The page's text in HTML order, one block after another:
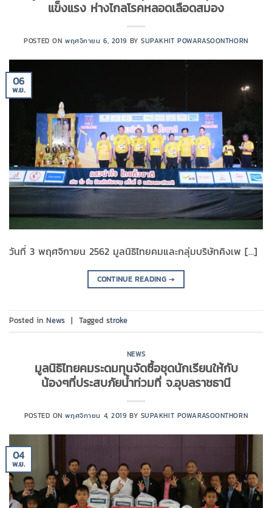
แข็งแรง ห่างไกลโรคหลอดเลือดสมอง
POSTED ON พฤศจิกายน 6, 2019 BYSUPAKHIT POWARASOONTHORN
06
พ.ย.
วันที่ 3 พฤศจิกายน 2562 มูลนิธิไทยคมและกลุ่มบริษัทคิงเพ […]
CONTINUE READING→
Posted in News | Tagged stroke
NEWS
มูลนิธิไทยคมระดมทุนจัดซื้อชุดนักเรียนให้กับ
น้องๆที่ประสบภัยน้ำท่วมที่ จ.อุบลราชธานี
POSTED ONพฤศจิกายน 4, 2019 BY SUPAKHIT POWARASOONTHORN
04
พ.ย.